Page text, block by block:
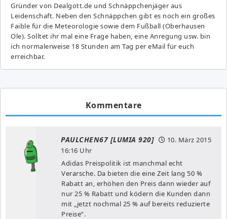
Gründer von Dealgott.de und Schnäppchenjäger aus
Leidenschaft. Neben den Schnäppchen gibt es noch ein großes
Fai­ble für die Meteorologie sowie dem Fußball (Oberhausen
Ole). Solltet ihr mal eine Frage haben, eine Anregung usw. bin
ich normalerweise 18 Stunden am Tag per eMail für euch
erreichbar.
Kommentare
PAULCHEN67 [LUMIA 920]
10. März 2015
16:16 Uhr
Adidas Preispolitik ist manchmal echt
Verarsche. Da bieten die eine Zeit lang 50 %
Rabatt an, erhöhen den Preis dann wieder auf
nur 25 % Rabatt und ködern die Kunden dann
mit „jetzt nochmal 25 % auf bereits reduzierte
Preise“.